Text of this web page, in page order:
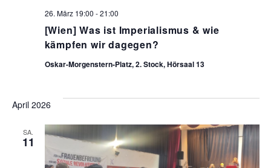
[Wien] Was ist Imperialismus & wie
kämpfen wir dagegen?
26. März 19:00 -21:00
Oskar-Morgenstern-Platz, 2. Stock, Hörsaal 13
April 2026
SA.
11